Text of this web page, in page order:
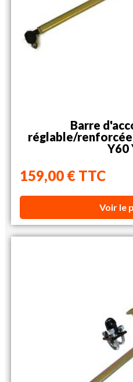
Barre
réglable/renforcée
Y60
159,00 € TTC
Voir le